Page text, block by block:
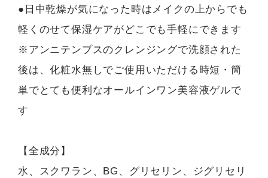
●日中乾燥が気になった時はメイクの上からでも
軽くのせて保湿ケアがどこでも手軽にできます
※アンニテンプスのクレンジングで洗顔された
後は、化粧水無しでご使用いただける時短・簡
単でとても便利なオールインワン美容液ゲルで
す
【全成分】
水、スクワラン、BG、グリセリン、ジグリセリ